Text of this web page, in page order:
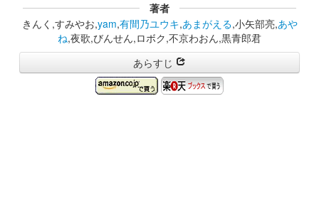
著者
きんく,すみやお,yam,有間乃ユウキ,あまがえる,小矢部亮,あや
ね,夜歌,びんせん,ロボク,不京わおん,黒青郎君
あらすじ